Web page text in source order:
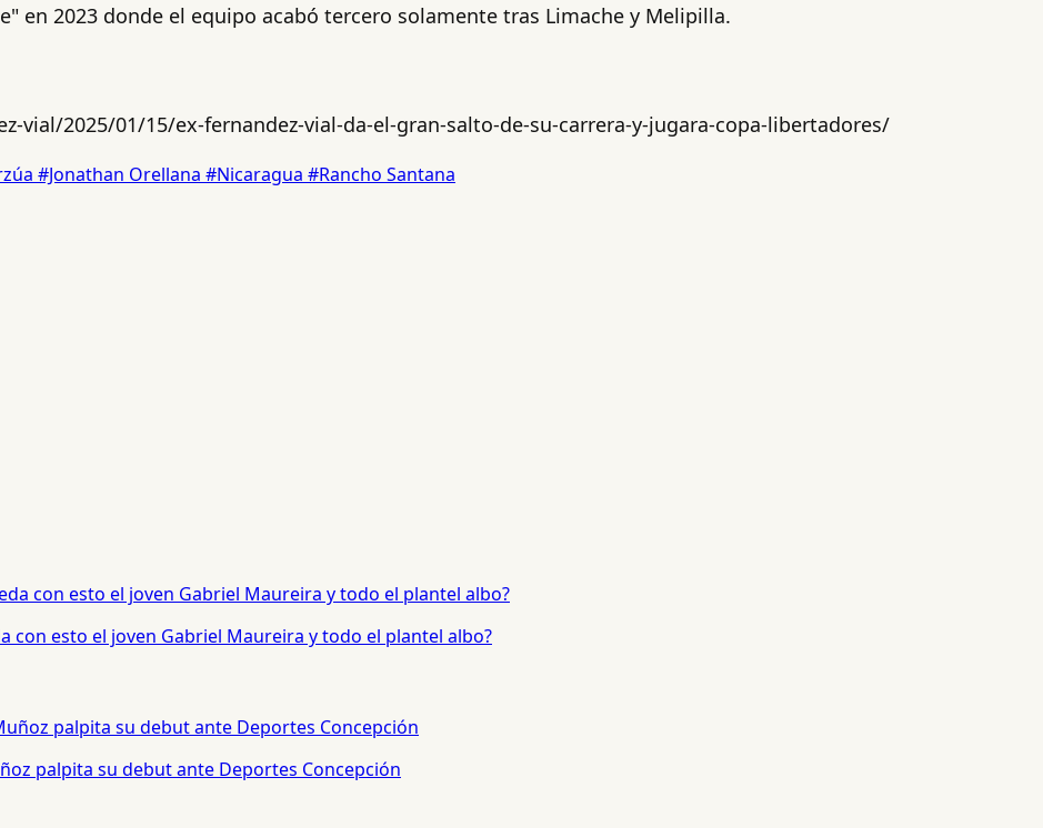
en 2023 donde el equipo acabó tercero solamente tras Limache y Melipilla.
vial/2025/01/15/ex-fernandez-vial-da-el-gran-salto-de-su-carrera-y-jugara-copa-libertadores/
#Jonathan Orellana #Nicaragua #Rancho Santana
con esto el joven Gabriel Maureira y todo el plantel albo?
palpita su debut ante Deportes Concepción